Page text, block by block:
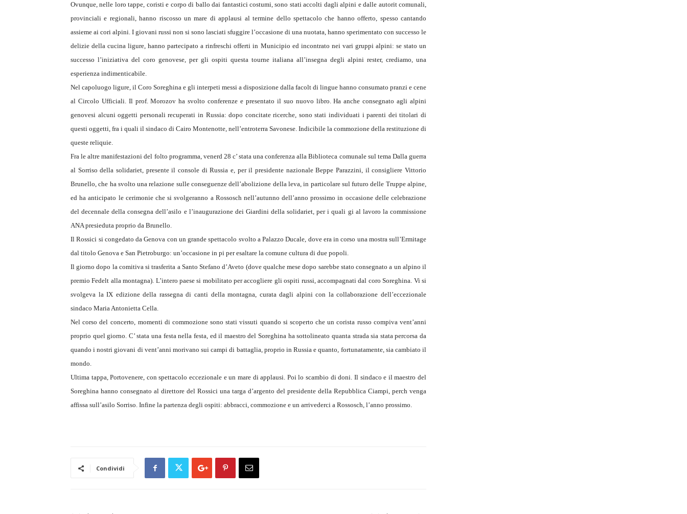
Ovunque, nelle loro tappe, coristi e corpo di ballo dai fantastici costumi, sono stati accolti dagli alpini e dalle autorit comunali,
provinciali e regionali, hanno riscosso un mare di applausi al termine dello spettacolo che hanno offerto, spesso cantando
assieme ai cori alpini. I giovani russi non si sono lasciati sfuggire l’occasione di una nuotata, hanno sperimentato con successo le
delizie della cucina ligure, hanno partecipato a rinfreschi offerti in Municipio ed incontrato nei vari gruppi alpini: se stato un
successo l’iniziativa del coro genovese, per gli ospiti questa tourne italiana all’insegna degli alpini rester, crediamo, una
esperienza indimenticabile.
Nel capoluogo ligure, il Coro Soreghina e gli interpeti messi a disposizione dalla facolt di lingue hanno consumato pranzi e cene
al Circolo Ufficiali. Il prof. Morozov ha svolto conferenze e presentato il suo nuovo libro. Ha anche consegnato agli alpini
genovesi alcuni oggetti personali recuperati in Russia: dopo concitate ricerche, sono stati individuati i parenti dei titolari di
questi oggetti, fra i quali il sindaco di Cairo Montenotte, nell’entroterra Savonese. Indicibile la commozione della restituzione di
queste reliquie.
Fra le altre manifestazioni del folto programma, venerd 28 c’ stata una conferenza alla Biblioteca comunale sul tema Dalla guerra
al Sorriso della solidariet, presente il console di Russia e, per il presidente nazionale Beppe Parazzini, il consigliere Vittorio
Brunello, che ha svolto una relazione sulle conseguenze dell’abolizione della leva, in particolare sul futuro delle Truppe alpine,
ed ha anticipato le cerimonie che si svolgeranno a Rossosch nell’autunno dell’anno prossimo in occasione delle celebrazione
del decennale della consegna dell’asilo e l’inaugurazione dei Giardini della solidariet, per i quali gi al lavoro la commissione
ANA presieduta proprio da Brunello.
Il Rossici si congedato da Genova con un grande spettacolo svolto a Palazzo Ducale, dove era in corso una mostra sull’Ermitage
dal titolo Genova e San Pietroburgo: un’occasione in pi per esaltare la comune cultura di due popoli.
Il giorno dopo la comitiva si trasferita a Santo Stefano d’Aveto (dove qualche mese dopo sarebbe stato consegnato a un alpino il
premio Fedelt alla montagna). L’intero paese si mobilitato per accogliere gli ospiti russi, accompagnati dal coro Soreghina. Vi si
svolgeva la IX edizione della rassegna di canti della montagna, curata dagli alpini con la collaborazione dell’eccezionale
sindaco Maria Antonietta Cella.
Nel corso del concerto, momenti di commozione sono stati vissuti quando si scoperto che un corista russo compiva vent’anni
proprio quel giorno. C’ stata una festa nella festa, ed il maestro del Soreghina ha sottolineato quanta strada sia stata percorsa da
quando i nostri giovani di vent’anni morivano sui campi di battaglia, proprio in Russia e quanto, fortunatamente, sia cambiato il
mondo.
Ultima tappa, Portovenere, con spettacolo eccezionale e un mare di applausi. Poi lo scambio di doni. Il sindaco e il maestro del
Soreghina hanno consegnato al direttore del Rossici una targa d’argento del presidente della Repubblica Ciampi, perch venga
affissa sull’asilo Sorriso. Infine la partenza degli ospiti: abbracci, commozione e un arrivederci a Rossosch, l’anno prossimo.
Condividi